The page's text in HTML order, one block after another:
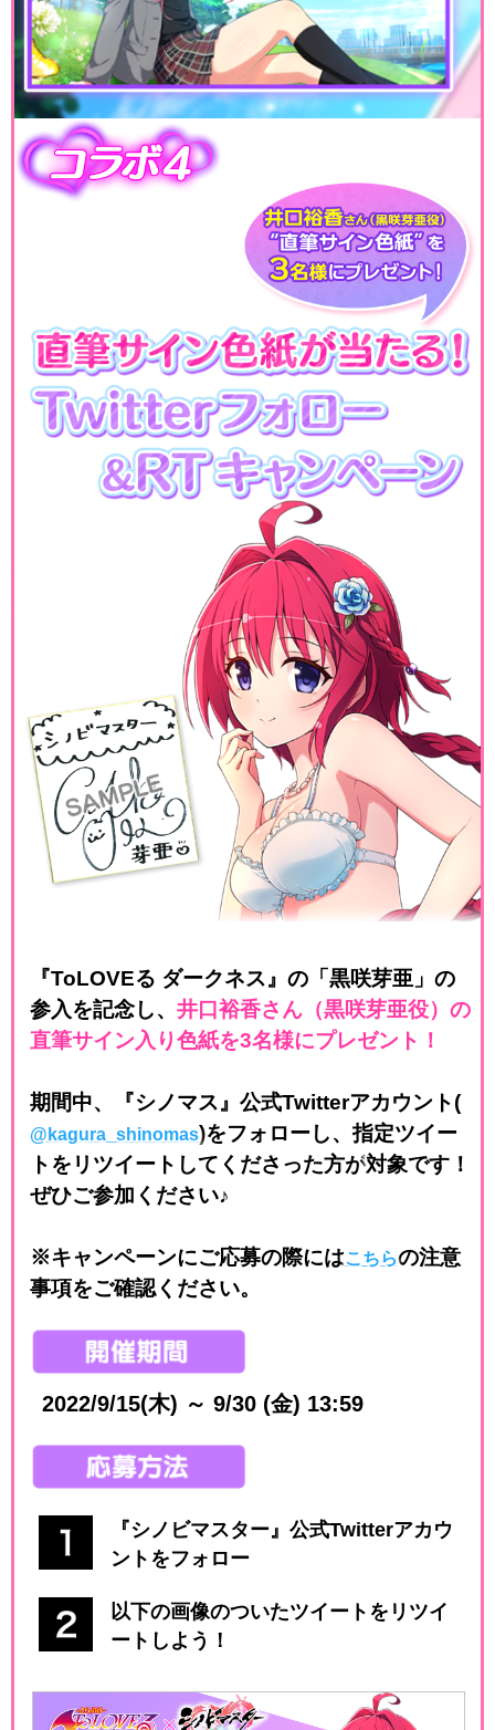
『ToLOVEる ダークネス』の「黒咲芽亜」の
参入を記念し、 井口裕香さん（黒咲芽亜役）の
直筆サイン入り色紙を3名様にプレゼント！
期間中、『シノマス』公式Twitterアカウント(
@kagura_shinomas)をフォローし、指定ツイー
トをリツイートしてくださった方が対象です！
ぜひご参加ください♪
※キャンペーンにご応募の際にはこちらの注意
事項をご確認ください。
2022/9/15(木) ～ 9/30 (金) 13:59
『シノビマスター』公式Twitterアカウ
ントをフォロー
以下の画像のついたツイートをリツイ
ートしよう！